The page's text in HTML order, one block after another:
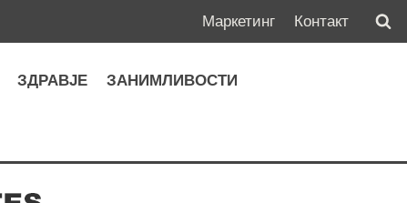
Маркетинг Контакт
ЗДРАВЈЕ ЗАНИМЛИВОСТИ